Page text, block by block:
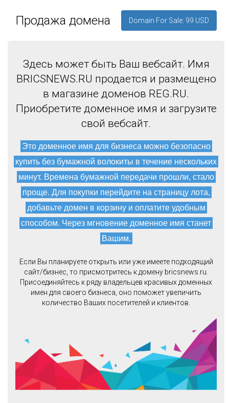
Domain For Sale: 99 USD
Продажа домена
Здесь может быть Ваш вебсайт. Имя
BRICSNEWS.RU продается и размещено
в магазине доменов REG.RU.
Приобретите доменное имя и загрузите
свой вебсайт.
Это доменное имя для бизнеса можно безопасно
купить без бумажной волокиты в течение нескольких
минут. Времена бумажной передачи прошли, стало
проще. Для покупки перейдите на страницу лота,
добавьте домен в корзину и оплатите удобным
способом. Через мгновение доменное имя станет
Вашим.
Если Вы планируете открыть или уже имеете подходящий
сайт/бизнес, то присмотритесь к домену bricsnews.ru.
Присоединяйтесь к ряду владельцев красивых доменных
имен для своего бизнеса, оно поможет увеличить
количество Ваших посетителей и клиентов.